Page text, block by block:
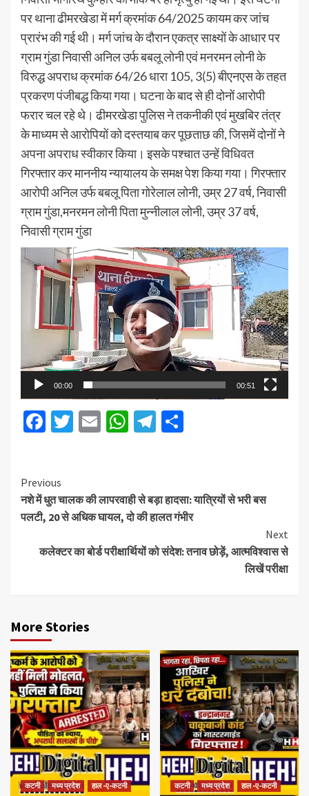
पर थाना ढीमरखेडा में मर्ग क्रमांक 64/2025 कायम कर जांच
प्रारंभ की गई थी। मर्ग जांच के दौरान एकत्र साक्ष्यों के आधार पर
ग्राम गुंडा निवासी अनिल उर्फ बबलू लोनी एवं मनरमन लोनी के
विरुद्ध अपराध क्रमांक 64/26 धारा 105, 3(5) बीएनएस के तहत
प्रकरण पंजीबद्ध किया गया। घटना के बाद से ही दोनों आरोपी
फरार चल रहे थे। ढीमरखेडा पुलिस ने तकनीकी एवं मुखबिर तंत्र
के माध्यम से आरोपियों को दस्तयाब कर पूछताछ की, जिसमें दोनों ने
अपना अपराध स्वीकार किया। इसके पश्चात उन्हें विधिवत
गिरफ्तार कर माननीय न्यायालय के समक्ष पेश किया गया। गिरफ्तार
आरोपी अनिल उर्फ बबलू पिता गोरेलाल लोनी, उम्र 27 वर्ष, निवासी
ग्राम गुंडा,मनरमन लोनी पिता मुन्नीलाल लोनी, उम्र 37 वर्ष,
निवासी ग्राम गुंडा
Video
Player
00:00 00:51
Facebook
Twitter
EmailWhatsApp
Telegram
Previous
नशे में धुत चालक की लापरवाही से बड़ा हादसा: यात्रियों से भरी बस
पलटी, 20 से अधिक घायल, दो की हालत गंभीर
Next
कलेक्टर का बोर्ड परीक्षार्थियों को संदेश: तनाव छोड़ें, आत्मविश्वास से
लिखें परीक्षा
More Stories
कटनी मध्य प्रदेश हाल -ए-कटनी कटनी मध्य प्रदेश हाल -ए-कटनी